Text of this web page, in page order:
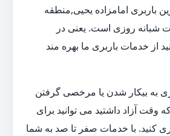
باربری امامزاده یحیی,منطقه
شبانه روزی است. یعنی در
از خدمات باربری ما بهره مند
به بیکار شدن یا مرخصی گرفتن
آزاد داشتید می توانید برای
کنید. با خدمات صفر تا صد به شما